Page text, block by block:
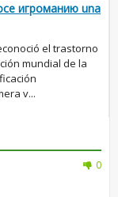
игроманию una
el trastorno
mundial de la
v...
0